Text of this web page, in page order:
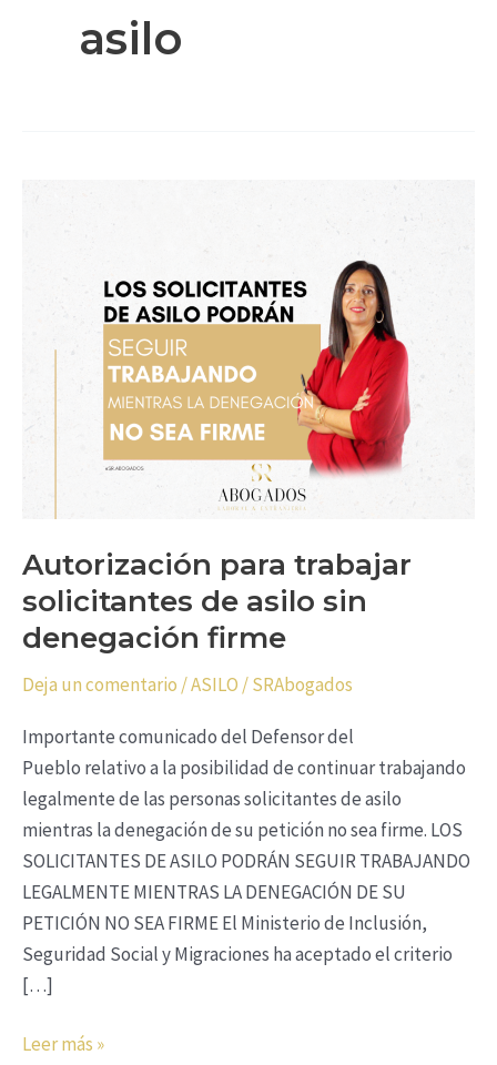
asilo
Autorización para trabajar
solicitantes de asilo sin
denegación firme
Deja un comentario /ASILO /SRAbogados
Importante comunicado del Defensor del
Pueblo relativo a la posibilidad de continuar trabajando
legalmente de las personas solicitantes de asilo
mientras la denegación de su petición no sea firme. LOS
SOLICITANTES DE ASILO PODRÁN SEGUIR TRABAJANDO
LEGALMENTE MIENTRAS LA DENEGACIÓN DE SU
PETICIÓN NO SEA FIRME El Ministerio de Inclusión,
Seguridad Social y Migraciones ha aceptado el criterio
[…]
solicitantes
asilo
denegación
Leer más »